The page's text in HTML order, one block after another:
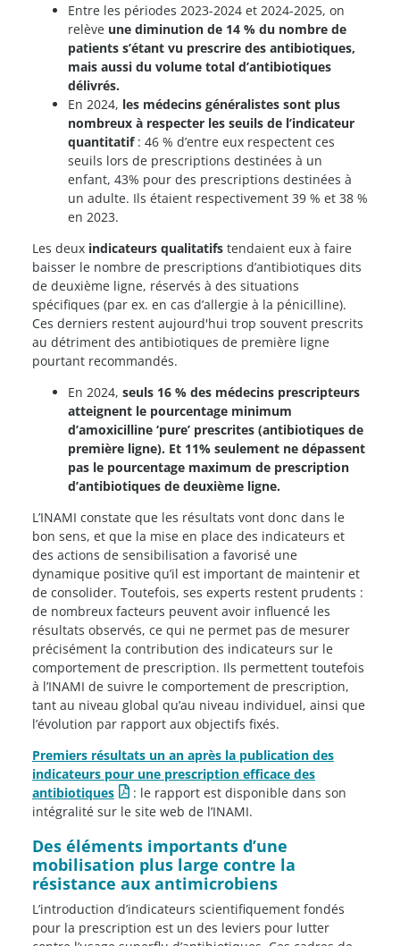
Entre les périodes 2023-2024 et 2024-2025, on
relève une diminution de 14 % du nombre de
patients s’étant vu prescrire des antibiotiques,
mais aussi du volume total d’antibiotiques
délivrés.
En 2024, les médecins généralistes sont plus
nombreux à respecter les seuils de l’indicateur
quantitatif : 46 % d’entre eux respectent ces
seuils lors de prescriptions destinées à un
enfant, 43% pour des prescriptions destinées à
un adulte. Ils étaient respectivement 39 % et 38 %
en 2023.
Les deux indicateurs qualitatifs tendaient eux à faire
baisser le nombre de prescriptions d’antibiotiques dits
de deuxième ligne, réservés à des situations
spécifiques (par ex. en cas d’allergie à la pénicilline).
Ces derniers restent aujourd'hui trop souvent prescrits
au détriment des antibiotiques de première ligne
pourtant recommandés.
En 2024, seuls 16 % des médecins prescripteurs
atteignent le pourcentage minimum
d’amoxicilline ‘pure’ prescrites (antibiotiques de
première ligne). Et 11% seulement ne dépassent
pas le pourcentage maximum de prescription
d’antibiotiques de deuxième ligne.
L’INAMI constate que les résultats vont donc dans le
bon sens, et que la mise en place des indicateurs et
des actions de sensibilisation a favorisé une
dynamique positive qu’il est important de maintenir et
de consolider. Toutefois, ses experts restent prudents :
de nombreux facteurs peuvent avoir influencé les
résultats observés, ce qui ne permet pas de mesurer
précisément la contribution des indicateurs sur le
comportement de prescription. Ils permettent toutefois
à l’INAMI de suivre le comportement de prescription,
tant au niveau global qu’au niveau individuel, ainsi que
l’évolution par rapport aux objectifs fixés.
Premiers résultats un an après la publication des
indicateurs pour une prescription efficace des
antibiotiques
: le rapport est disponible dans son
intégralité sur le site web de l’INAMI.
Des éléments importants d’une
mobilisation plus large contre la
résistance aux antimicrobiens
L’introduction d’indicateurs scientifiquement fondés
pour la prescription est un des leviers pour lutter